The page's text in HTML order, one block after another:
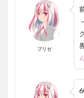
プリゼ